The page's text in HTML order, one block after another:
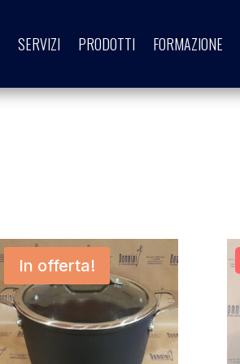
SERVIZI PRODOTTI FORMAZIONE
In offerta!